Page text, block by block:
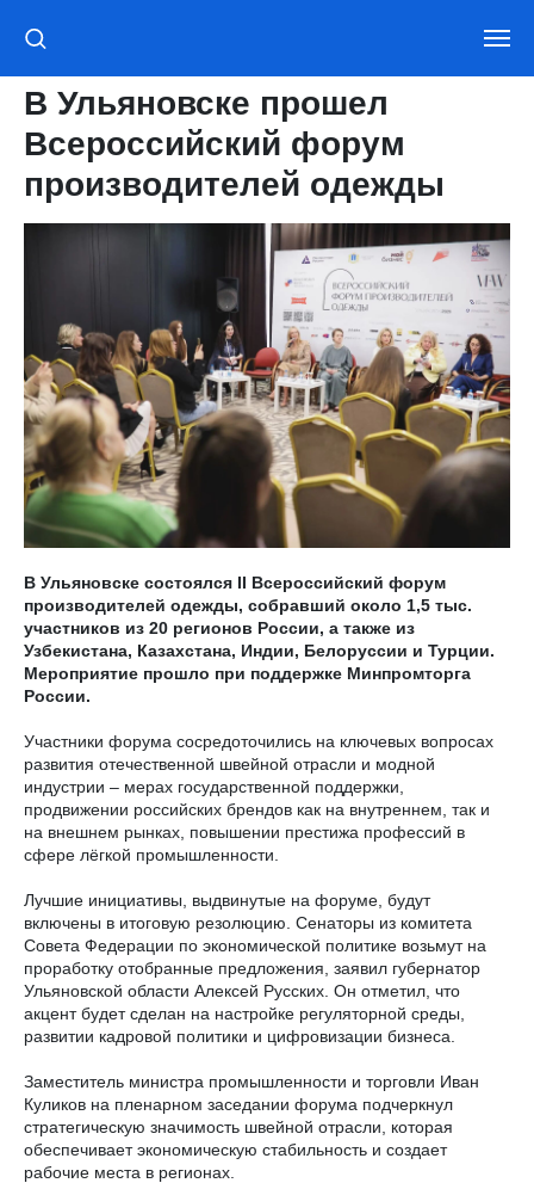
В Ульяновске прошел
Всероссийский форум
производителей одежды
В Ульяновске состоялся II Всероссийский форум
производителей одежды, собравший около 1,5 тыс.
участников из 20 регионов России, а также из
Узбекистана, Казахстана, Индии, Белоруссии и Турции.
Мероприятие прошло при поддержке Минпромторга
России.
Участники форума сосредоточились на ключевых вопросах
развития отечественной швейной отрасли и модной
индустрии – мерах государственной поддержки,
продвижении российских брендов как на внутреннем, так и
на внешнем рынках, повышении престижа профессий в
сфере лёгкой промышленности.
Лучшие инициативы, выдвинутые на форуме, будут
включены в итоговую резолюцию. Сенаторы из комитета
Совета Федерации по экономической политике возьмут на
проработку отобранные предложения, заявил губернатор
Ульяновской области Алексей Русских. Он отметил, что
акцент будет сделан на настройке регуляторной среды,
развитии кадровой политики и цифровизации бизнеса.
Заместитель министра промышленности и торговли Иван
Куликов на пленарном заседании форума подчеркнул
стратегическую значимость швейной отрасли, которая
обеспечивает экономическую стабильность и создает
рабочие места в регионах.